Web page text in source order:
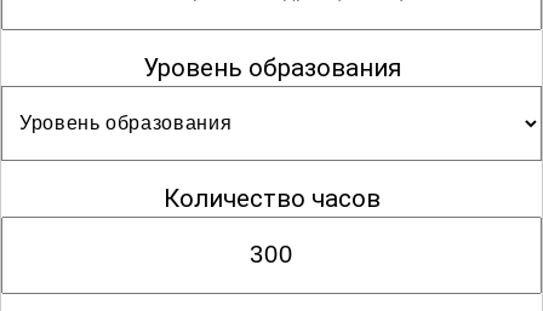
Уровень образования
Количество часов